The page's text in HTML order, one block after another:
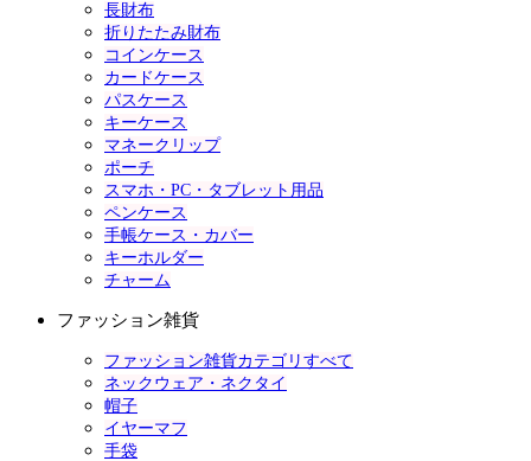
長財布
折りたたみ財布
コインケース
カードケース
パスケース
キーケース
マネークリップ
ポーチ
スマホ・PC・タブレット用品
ペンケース
手帳ケース・カバー
キーホルダー
チャーム
ファッション雑貨
ファッション雑貨カテゴリすべて
ネックウェア・ネクタイ
帽子
イヤーマフ
手袋